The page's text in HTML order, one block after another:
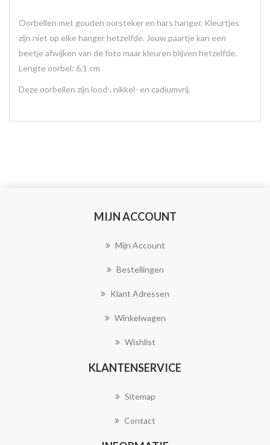
Oorbellen met gouden oorsteker en hars hanger. Kleurtjes
zijn niet op elke hanger hetzelfde. Jouw paartje kan een
beetje afwijken van de foto maar kleuren blijven hetzelfde.
Lengte oorbel: 6,1 cm
Deze oorbellen zijn lood-, nikkel- en cadiumvrij.
MIJN ACCOUNT
Mijn Account
Bestellingen
Klant Adressen
Winkelwagen
Wishlist
KLANTENSERVICE
Sitemap
Contact